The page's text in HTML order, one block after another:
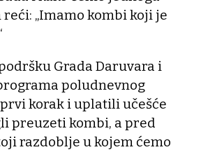
reći: „Imamo kombi koji je
Grada Daruvara i
poludnevnog
korak i uplatili učešće
preuzeti kombi, a pred
razdoblje u kojem ćemo